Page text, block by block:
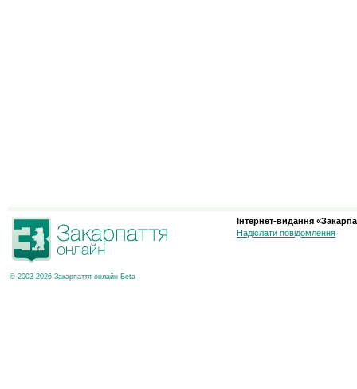
© 2003-2026 Закарпаття онлайн Beta
Інтернет-видання
Надіслати повідомлення